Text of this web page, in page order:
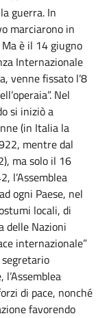
guerra. In
marciarono in
Ma è il 14 giugno
Internazionale
venne fissato l’8
Nel
si iniziò a
(in Italia la
mentre dal
ma solo il 16
l’Assemblea
ogni Paese, nel
locali, di
delle Nazioni
internazionale”
di pace, nonché
favorendo